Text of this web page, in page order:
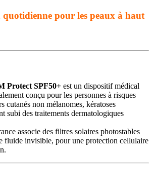
pour les peaux à haut
Protect SPF50+ est un dispositif médical
conçu pour les personnes à risques
cutanés non mélanomes, kératoses
subi des traitements dermatologiques
associe des filtres solaires photostables
fluide invisible, pour une protection cellulaire